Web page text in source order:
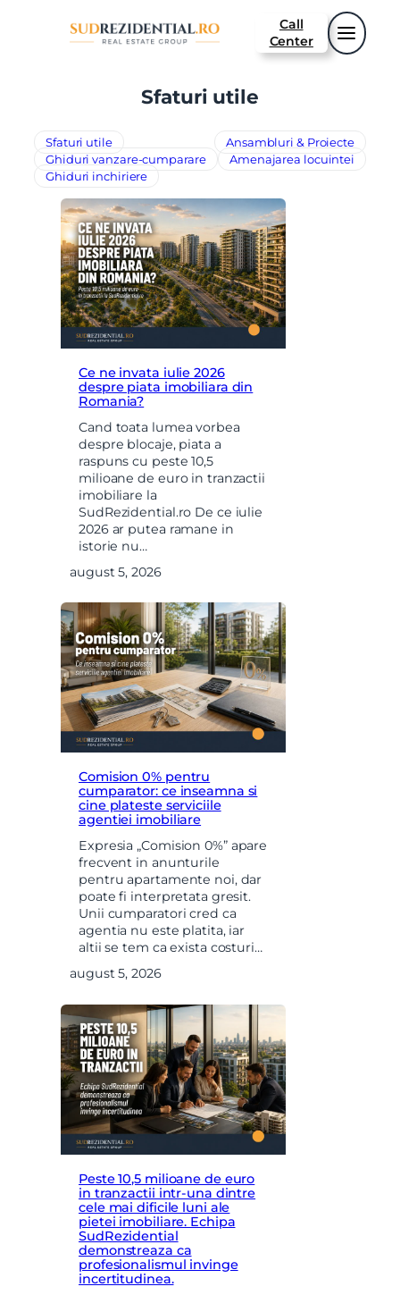
Call
Center
Sfaturi utile
Sfaturi utile
Ansambluri & Proiecte
Ghiduri vanzare-cumparare
Amenajarea locuintei
Ghiduri inchiriere
Ce ne invata iulie 2026
despre piata imobiliara din
Romania?
Cand toata lumea vorbea
despre blocaje, piata a
raspuns cu peste 10,5
milioane de euro in tranzactii
imobiliare la
SudRezidential.ro De ce iulie
2026 ar putea ramane in
istorie nu…
august 5, 2026
Comision 0% pentru
cumparator: ce inseamna si
cine plateste serviciile
agentiei imobiliare
Expresia „Comision 0%” apare
frecvent in anunturile
pentru apartamente noi, dar
poate fi interpretata gresit.
Unii cumparatori cred ca
agentia nu este platita, iar
altii se tem ca exista costuri…
august 5, 2026
Peste 10,5 milioane de euro
in tranzactii intr-una dintre
cele mai dificile luni ale
pietei imobiliare. Echipa
SudRezidential
demonstreaza ca
profesionalismul invinge
incertitudinea.